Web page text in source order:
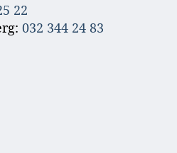
22
032 344 24 83